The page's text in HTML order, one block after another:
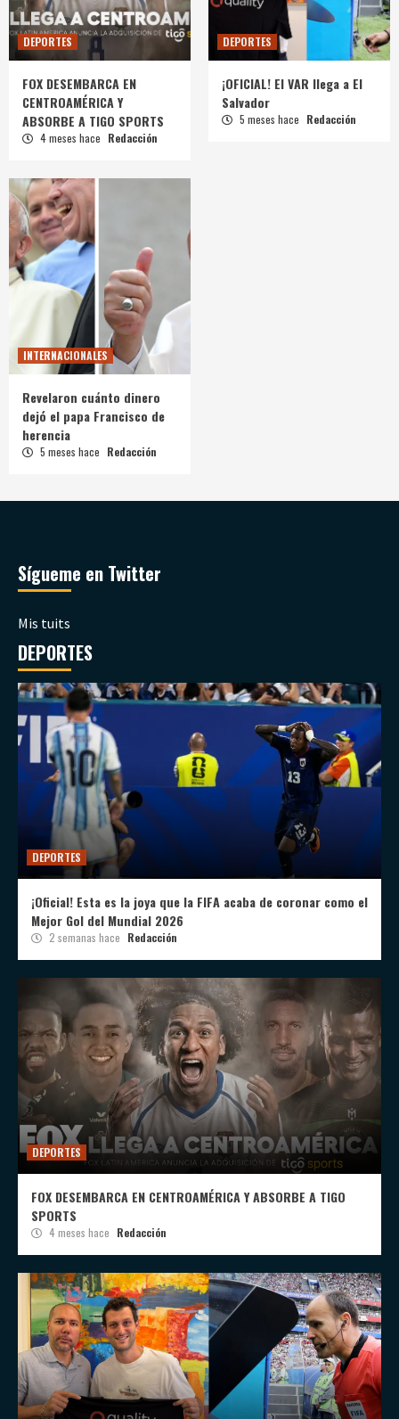
DEPORTES
FOX DESEMBARCA EN
CENTROAMÉRICA Y
ABSORBE A TIGO SPORTS
4 meses hace Redacción
DEPORTES
¡OFICIAL! El VAR llega a El
Salvador
5 meses hace Redacción
INTERNACIONALES
Revelaron cuánto dinero
dejó el papa Francisco de
herencia
5 meses hace Redacción
Sígueme en Twitter
Mis tuits
DEPORTES
DEPORTES
¡Oficial! Esta es la joya que la FIFA acaba de coronar como el
Mejor Gol del Mundial 2026
2 semanas hace Redacción
DEPORTES
FOX DESEMBARCA EN CENTROAMÉRICA Y ABSORBE A TIGO
SPORTS
4 meses hace Redacción